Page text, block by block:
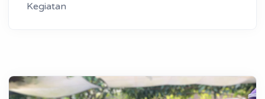
Kegiatan